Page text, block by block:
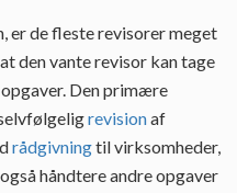
er de fleste revisorer meget
den vante revisor kan tage
Den primære
revisionaf
rådgivningtil virksomheder,
håndtere andre opgaver